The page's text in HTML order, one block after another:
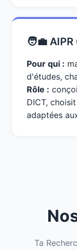
🧑‍💼
Pour qui :
d'études,
Rôle :
DICT,
adaptées
Ta